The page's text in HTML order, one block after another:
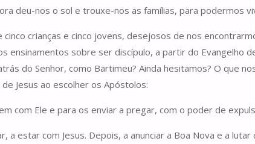
deu-nos o sol e trouxe-nos as famílias, para podermos
crianças e cinco jovens, desejosos de nos
ensinamentos sobre ser discípulo, a partir do Evangelho
do Senhor, como Bartimeu? Ainda hesitamos? O que
Jesus ao escolher os Apóstolos:
com Ele e para os enviar a pregar, com o poder de
a estar com Jesus. Depois, a anunciar a Boa Nova e a